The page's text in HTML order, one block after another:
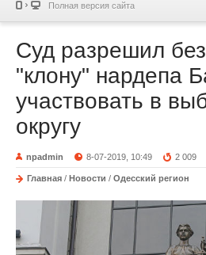
Полная версия сайта
Суд разрешил
"клону" нардепа
участвовать в
округу
npadmin 8-07-2019, 10:49 2 009
Главная / Новости / Одесский регион